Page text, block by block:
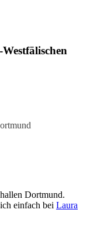
Dortmund.
einfach bei Laura